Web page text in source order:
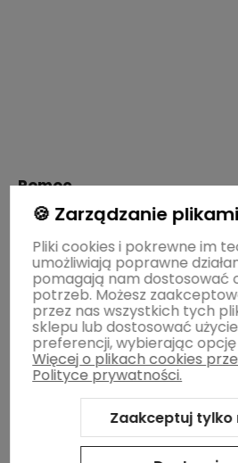
Pomoc
Moje konto
Płatności i dostawa
Informacje
🍪 Zarządzanie
Pliki cookies i pokrewne im
umożliwiają poprawne
pomagają nam dostosować
potrzeb. Możesz
przez nas wszystkich tych
sklepu lub dostosować
preferencji, wybierając opcję
Więcej o plikach cookies
Polityce prywatności.
Zaakceptuj tylko